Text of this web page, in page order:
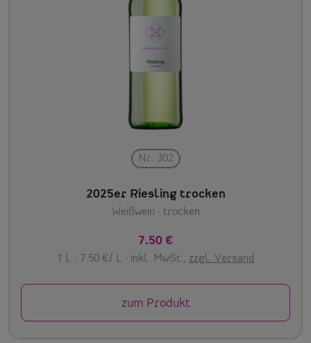
Nr. 302
2025er Riesling trocken
Weißwein · trocken
7.50 €
1 L · 7.50 €/ L · inkl. MwSt., zzgl. Versand
zum Produkt